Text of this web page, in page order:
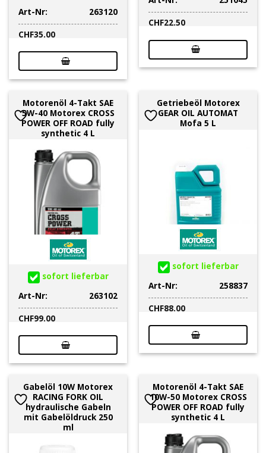
Art-Nr:
263120
CHF35.00
CHF22.50
Motorenöl 4-Takt SAE
5W-40 Motorex CROSS
POWER OFF ROAD fully
synthetic 4 L
sofort lieferbar
Art-Nr:
263102
CHF99.00
Getriebeöl Motorex
GEAR OIL AUTOMAT
Mofa 5 L
sofort lieferbar
Art-Nr:
258837
CHF88.00
Gabelöl 10W Motorex
RACING FORK OIL
hydraulische Gabeln
mit Gabelöldruck 250
ml
Motorenöl 4-Takt SAE
10W-50 Motorex CROSS
POWER OFF ROAD fully
synthetic 4 L